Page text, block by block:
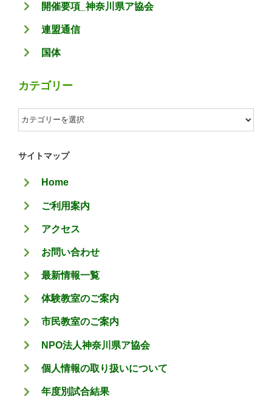
開催要項_神奈川県ア協会
連盟通信
国体
カテゴリー
カ
テ
ゴ
ー
サイトマップ
Home
ご利用案内
アクセス
お問い合わせ
最新情報一覧
体験教室のご案内
市民教室のご案内
NPO法人神奈川県ア協会
個人情報の取り扱いについて
年度別試合結果